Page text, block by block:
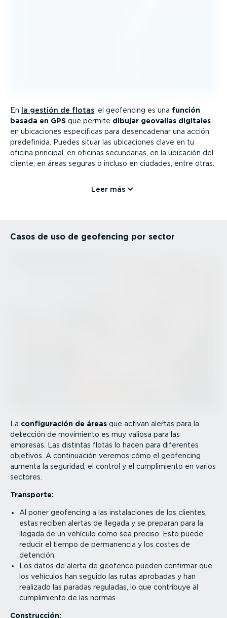
En la gestión de flotas , el geofencing es una función
basada en GPS que permite dibujar geovallas digitales
en ubicaciones específicas para desen­ca­denar una acción
predefinida. Puedes situar las ubicaciones clave en tu
oficina principal, en oficinas secundarias, en la ubicación del
cliente, en áreas seguras o incluso en ciudades, entre otras.
Leer más
Casos de uso de geofencing por sector
La confi­gu­ración de áreas que activan alertas para la
detección de movimiento es muy valiosa para las
empresas. Las distintas flotas lo hacen para diferentes
objetivos. A conti­nuación veremos cómo el geofencing
aumenta la seguridad, el control y el cumpli­miento en varios
sectores.
Transporte:
Al poner geofencing a las insta­la­ciones de los clientes,
estas reciben alertas de llegada y se preparan para la
llegada de un vehículo como sea preciso. Esto puede
reducir el tiempo de permanencia y los costes de
detención.
Los datos de alerta de geofence pueden confirmar que
los vehículos han seguido las rutas aprobadas y han
realizado las paradas reguladas, lo que contribuye al
cumpli­miento de las normas.
Construcción: